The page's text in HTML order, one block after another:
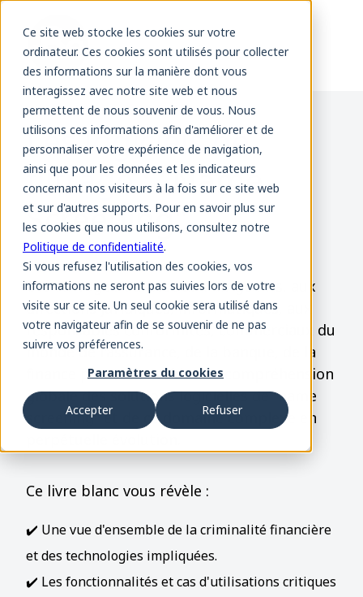
Ce site web stocke les cookies sur votre
ordinateur. Ces cookies sont utilisés pour collecter
des informations sur la manière dont vous
interagissez avec notre site web et nous
permettent de nous souvenir de vous. Nous
utilisons ces informations afin d'améliorer et de
personnaliser votre expérience de navigation,
ainsi que pour les données et les indicateurs
concernant nos visiteurs à la fois sur ce site web
et sur d'autres supports. Pour en savoir plus sur
les cookies que nous utilisons, consultez notre
Politique de confidentialité.
Si vous refusez l'utilisation des cookies, vos
informations ne seront pas suivies lors de votre
visite sur ce site. Un seul cookie sera utilisé dans
votre navigateur afin de se souvenir de ne pas
suivre vos préférences.
Paramètres du cookies
Accepter Refuser
Les logiciels de
filtrage: "Name
Screening"
Cet ouvrage s'adresse aux dirigeants, aux
directions juridiques, informatiques, aux
responsables conformités, commerciaux du
monde de l'assurance, de la banque, de la
finance pour vous offrir une compréhension
globale des solutions logicielles de "name
screening" et de ce domaine complexe en
Ce livre blanc vous révèle :
✔️ Une vue d'ensemble de la criminalité financière
et des technologies impliquées.
✔️ Les fonctionnalités et cas d'utilisations critiques